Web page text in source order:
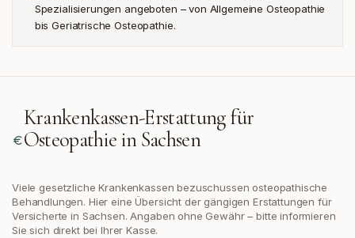
Spezialisierungen angeboten – von Allgemeine Osteopathie
bis Geriatrische Osteopathie.
Krankenkassen-Erstattung für
Osteopathie inSachsen
Viele gesetzliche Krankenkassen bezuschussen osteopathische
Behandlungen. Hier eine Übersicht der gängigen Erstattungen für
Versicherte in Sachsen. Angaben ohne Gewähr – bitte informieren
Sie sich direkt bei Ihrer Kasse.